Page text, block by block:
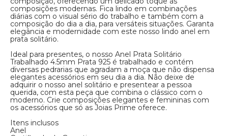
composições modernas. Fica lindo em combinações
diárias com o visual sério do trabalho e também com a
composição do dia a dia, para versáteis situações. Garanta
elegância e modernidade com este nosso lindo anel em
prata solitário.
Ideal para presentes, o nosso Anel Prata Solitário
Trabalhado 4.5mm Prata 925 é trabalhado e contém
diversas pedrarias que agradam a moça que não dispensa
elegantes acessórios em seu dia a dia. Não deixe de
adquirir o nosso anel solitário e presentear a pessoa
querida, com esta peça que combina o clássico com o
moderno. Crie composições elegantes e femininas com
os acessórios que só as Joias Prime oferece.
Itens inclusos
Anel